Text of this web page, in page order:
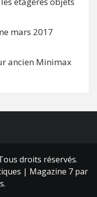
mars 2017
ancien Minimax
droits réservés.
| Magazine 7 par